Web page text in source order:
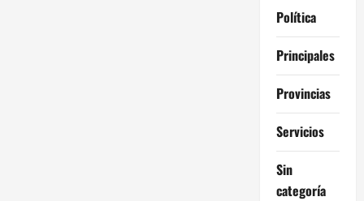
Política
Principales
Provincias
Servicios
Sin
categoría